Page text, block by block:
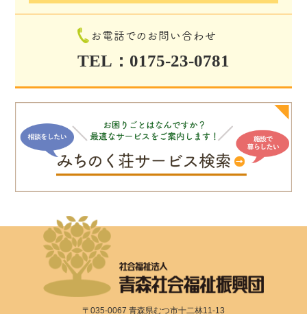
お電話でのお問い合わせ
TEL：0175-23-0781
〒035-0067 青森県むつ市十二林11-13